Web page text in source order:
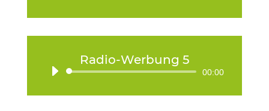
Radio-Werbung 5
Audio-
00:00